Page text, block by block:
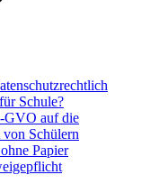
Schule?
GVO auf die
Schülern
Papier